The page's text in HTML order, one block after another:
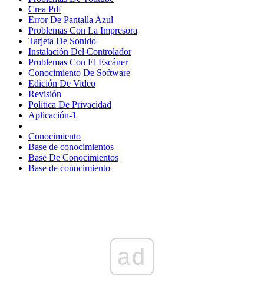
Crea Pdf
Error De Pantalla Azul
Problemas Con La Impresora
Tarjeta De Sonido
Instalación Del Controlador
Problemas Con El Escáner
Conocimiento De Software
Edición De Video
Revisión
Política De Privacidad
Aplicación-1
Conocimiento
Base de conocimientos
Base De Conocimientos
Base de conocimiento
ad